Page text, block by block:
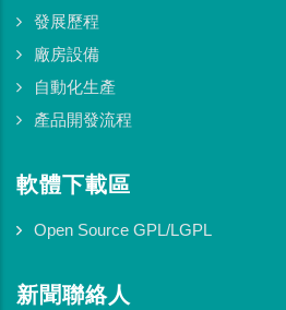
發展歷程
廠房設備
自動化生產
產品開發流程
軟體下載區
Open Source GPL/LGPL
新聞聯絡人